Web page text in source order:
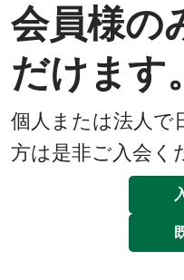
会員様の
だけます。
個人または法人で
方は是非ご入会く